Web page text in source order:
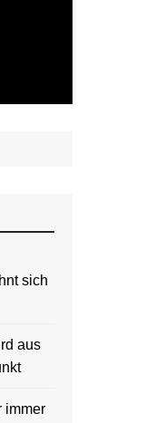
sich
aus
immer